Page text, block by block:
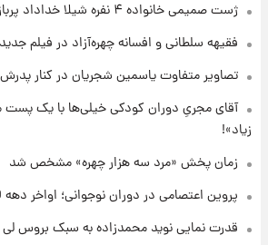
آتش اختلاف در
۱ روز پیش
۲۳ ساعت پیش
هسته‌ای در آسمان
ژست صمیمی خانواده ۴ نفره شیلا خداداد پربازدید شد + عکس
فقیهه سلطانی و افسانه چهره‌آزاد در فیلم جدید
تصاویر متفاوت یاسمین شجریان در کنار
آقای مجریِ دوران کودکی خیلی‌ها با یک پست
زیاد»!
زمان پخش «مرد سه هزار چهره» مشخص شد
پروین اعتصامی در دوران نوجوانی؛ اواخر دهه 1290 شمسی
قدرت نمایی نوید محمدزاده به سبک بروس